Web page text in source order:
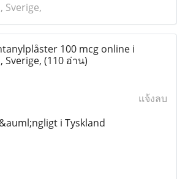
Sverige,
100 mcg online i
Sverige, (110 อ่าน)
แจ้งลบ
i Tyskland